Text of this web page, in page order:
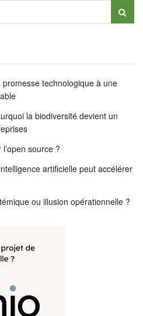
technologique à une
la biodiversité devient un
source ?
artificielle peut accélérer
ou illusion opérationnelle ?